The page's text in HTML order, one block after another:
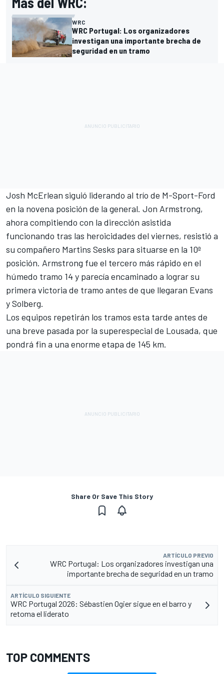
WRC
WRC Portugal: Los organizadores
investigan una importante brecha de
seguridad en un tramo
Josh McErlean siguió liderando al trío de M-Sport-Ford
en la novena posición de la general. Jon Armstrong,
ahora compitiendo con la dirección asistida
funcionando tras las heroicidades del viernes, resistió a
su compañero Martins Sesks para situarse en la 10ª
posición. Armstrong fue el tercero más rápido en el
húmedo tramo 14 y parecía encaminado a lograr su
primera victoria de tramo antes de que llegaran Evans
y Solberg.
Los equipos repetirán los tramos esta tarde antes de
una breve pasada por la superespecial de Lousada, que
pondrá fin a una enorme etapa de 145 km.
Share Or Save This Story
ARTÍCULO PREVIO
WRC Portugal: Los organizadores investigan una
importante brecha de seguridad en un tramo
ARTÍCULO SIGUIENTE
WRC Portugal 2026: Sébastien Ogier sigue en el barro y
retoma el liderato
TOP COMMENTS